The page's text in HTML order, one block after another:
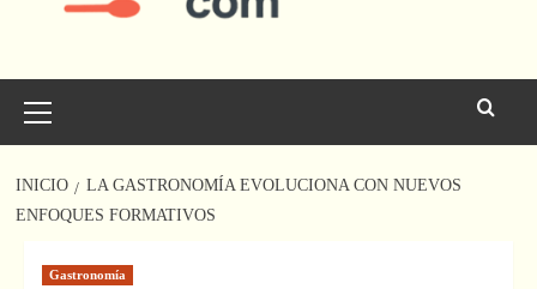
principal
INICIO
LA GASTRONOMÍA EVOLUCIONA CON NUEVOS
ENFOQUES FORMATIVOS
Gastronomía